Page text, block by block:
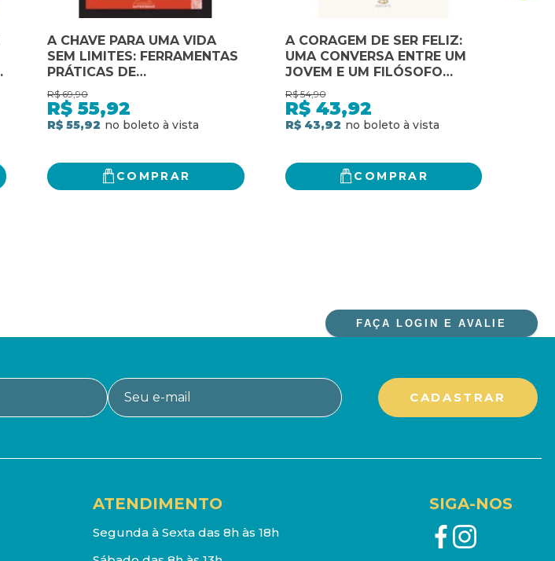
A CHAVE PARA UMA VIDA
SEM LIMITES: FERRAMENTAS
PRÁTICAS DE
AUTOCONHECIMENTO PARA
DESFAZER CRENÇAS
LIMITANTES, LIBERTAR SEU
POTENCIAL E VIVER UMA
R$ 69,90
R$ 55,92
R$ 55,92
COMPRAR
A CORAGEM DE SER FELIZ:
UMA CONVERSA ENTRE UM
JOVEM E UM FILÓSOFO
SOBRE A VERDADEIRA
CORAGEM DE QUE
PRECISAMOS PARA UMA
VIDA PLENA
R$ 54,90
R$ 43,92
R$ 43,92
COMPRAR
FAÇA LOGIN E AVALIE
ATENDIMENTO
Segunda à Sexta das 8h às 18h
SIGA-NOS